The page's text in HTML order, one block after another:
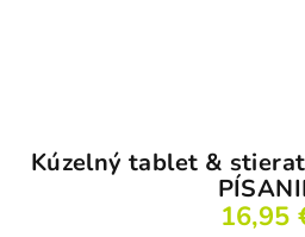
Kúzelný tablet &
16,95